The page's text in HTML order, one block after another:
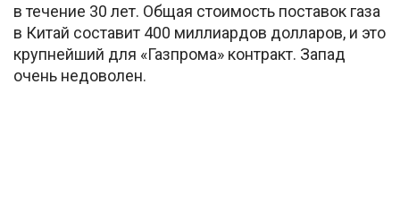
в течение 30 лет. Общая стоимость поставок газа
в Китай составит 400 миллиардов долларов, и это
крупнейший для «Газпрома» контракт. Запад
очень недоволен.